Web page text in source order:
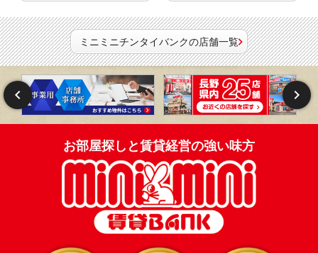
ミニミニチンタイバンクの店舗一覧
お部屋探しと賃貸経営の強い味方